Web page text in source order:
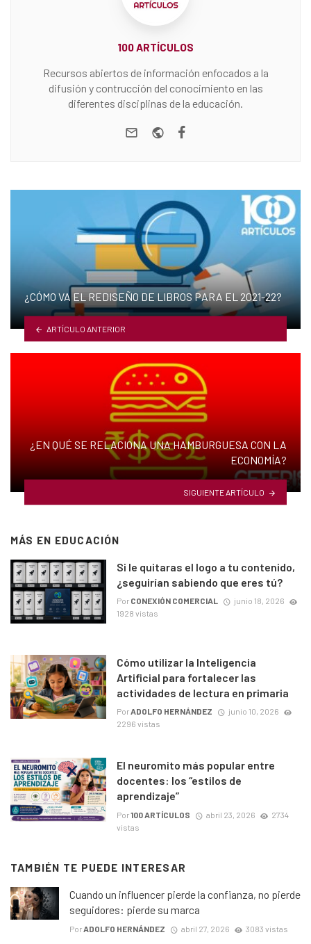
100 ARTÍCULOS
Recursos abiertos de información enfocados a la
difusión y contrucción del conocimiento en las
diferentes disciplinas de la educación.
e-mail Website
¿CÓMO VA EL REDISEÑO DE LIBROS PARA EL 2021-22?
ARTÍCULO ANTERIOR
¿EN QUÉ SE RELACIONA UNA HAMBURGUESA CON LA
ECONOMÍA?
SIGUIENTE ARTÍCULO
MÁS EN EDUCACIÓN
Si le quitaras el logo a tu contenido,
¿seguirían sabiendo que eres tú?
Por CONEXIÓN COMERCIAL
junio 18, 2026
1928 vistas
Cómo utilizar la Inteligencia
Artificial para fortalecer las
actividades de lectura en primaria
PorADOLFO HERNÁNDEZ
junio 10, 2026
2296 vistas
El neuromito más popular entre
docentes: los “estilos de
aprendizaje”
Por100 ARTÍCULOS abril 23, 2026
2734
vistas
TAMBIÉN TE PUEDE INTERESAR
Cuando un influencer pierde la confianza, no pierde
seguidores: pierde su marca
Por ADOLFO HERNÁNDEZ abril 27, 2026 3083 vistas